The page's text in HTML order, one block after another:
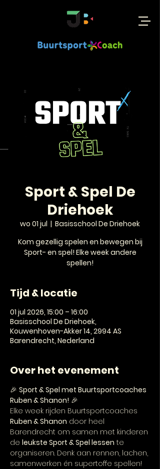
Sport & Spel De
Driehoek
wo 01 jul
  |
Basisschool De Driehoek
Kom gezellig spelen en bewegen bij
Sport- en spel! Elke week andere
spellen!
Tijd & locatie
01 jul 2026, 15:00 – 16:00
Basisschool De Driehoek,
Kouwenhoven-Akker 14, 2994 AS
Barendrecht, Nederland
Over het evenement
🎉 Sport & Spel met Buurtsportcoaches
Ruben & Shanon! 🎉
Elke week rijden Buurtsportcoaches
Ruben & Shanon door heel
Barendrecht om samen met kinderen
de leukste Sport & Spel lessen te
organiseren. Denk aan rennen, lachen,
samenwerken én supertoffe spellen!